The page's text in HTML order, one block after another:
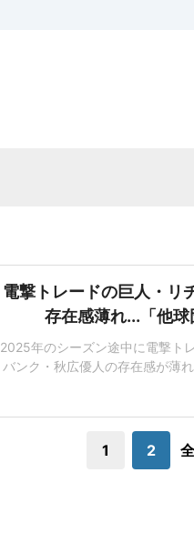
電撃トレードの巨人・リ
存在感薄れ...「他
2025年のシーズン途中に電撃ト
バンク・秋広優人の存在感が薄
いリチャードはソフトバンク在
いた長打力を評価され、秋広優
1 2